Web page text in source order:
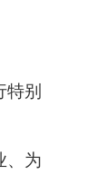
别
、为